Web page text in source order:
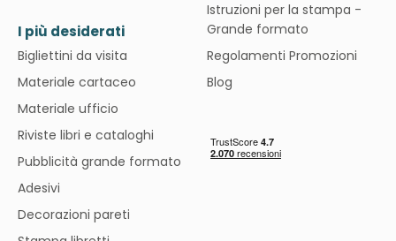
Istruzioni per la stampa -
Grande formato
Regolamenti Promozioni
Blog
I più desiderati
Bigliettini da visita
Materiale cartaceo
Materiale ufficio
Riviste libri e cataloghi
Pubblicità grande formato
Adesivi
Decorazioni pareti